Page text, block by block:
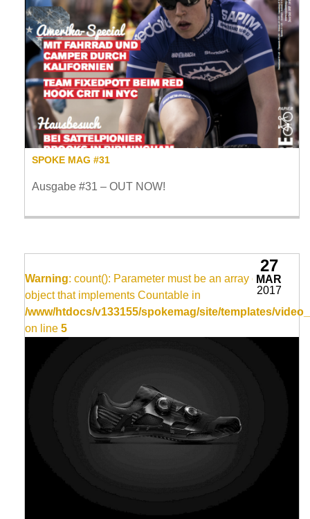
SPOKE MAG #31
Ausgabe #31 – OUT NOW!
Warning: count(): Parameter must be an array or an
object that implements Countable in
/www/htdocs/v133155/spokemag/site/templates/
on line 5
27
MAR
2017